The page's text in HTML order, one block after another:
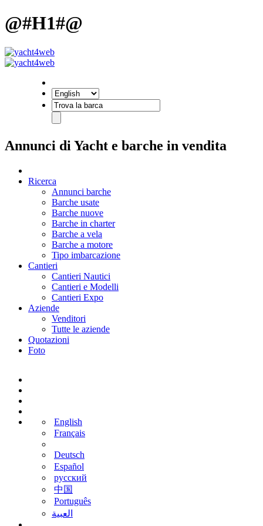
@#H1#@
Annunci di Yacht e barche in vendita
Ricerca
Annunci barche
Barche usate
Barche nuove
Barche in charter
Barche a vela
Barche a motore
Tipo imbarcazione
Cantieri
Cantieri Nautici
Cantieri e Modelli
Cantieri Expo
Aziende
Venditori
Tutte le aziende
Quotazioni
Foto
English
Français
Deutsch
Español
русский
中国
Português
‫العبية